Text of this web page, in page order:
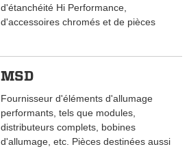
d'étanchéité Hi Performance,
d'accessoires chromés et de pièces
MSD
Fournisseur d'éléments d'allumage
performants, tels que modules,
distributeurs complets, bobines
d'allumage, etc. Pièces destinées aussi